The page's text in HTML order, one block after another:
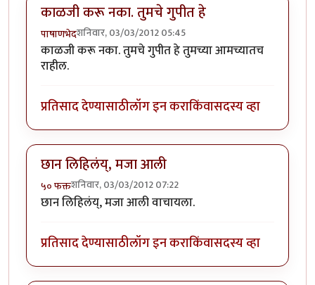
काळजी करू नका. तुमचे गुपीत हे
पाषाणभेदशनिवार, 03/03/2012 05:45
काळजी करू नका. तुमचे गुपीत हे तुमच्या आमच्यातच
राहील.
प्रतिसाद देण्यासाठीलॉग इन कराकिंवासदस्य व्हा
छान लिहिलंय्, मजा आली
५० फक्तशनिवार, 03/03/2012 07:22
छान लिहिलंय्, मजा आली वाचायला.
प्रतिसाद देण्यासाठीलॉग इन कराकिंवासदस्य व्हा